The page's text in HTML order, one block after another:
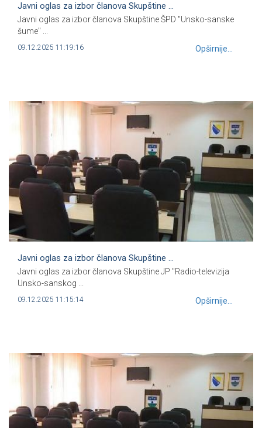
Javni oglas za izbor članova Skupštine ...
Javni oglas za izbor članova Skupštine ŠPD "Unsko-sanske
šume" ...
09.12.2025 11:19:16 Opširnije...
Javni oglas za izbor članova Skupštine ...
Javni oglas za izbor članova Skupštine JP "Radio-televizija
Unsko-sanskog ...
09.12.2025 11:15:14 Opširnije...